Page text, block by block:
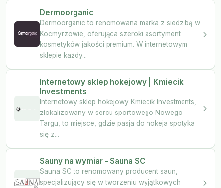
Dermoorganic
Dermoorganic to renomowana marka z siedzibą w
Kocmyrzowie, oferująca szeroki asortyment
kosmetyków jakości premium. W internetowym
sklepie każdy...
Internetowy sklep hokejowy | Kmiecik
Investments
Internetowy sklep hokejowy Kmiecik Investments,
zlokalizowany w sercu sportowego Nowego
Targu, to miejsce, gdzie pasja do hokeja spotyka
się z...
Sauny na wymiar - Sauna SC
Sauna SC to renomowany producent saun,
specjalizujący się w tworzeniu wyjątkowych